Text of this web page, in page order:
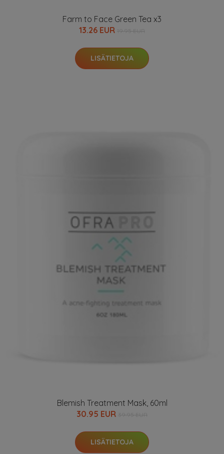
Farm to Face Green Tea x3
13.26 EUR
LISÄTIETOJA
Blemish Treatment Mask, 60ml
30.95 EUR
LISÄTIETOJA